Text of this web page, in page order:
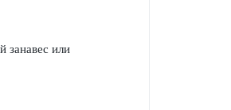
занавес или